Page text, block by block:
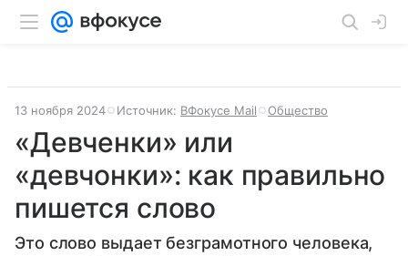
13 ноября 2024 Источник: ВФокусе Mail Общество
«Девченки» или
«девчонки»: как правильно
пишется слово
Это слово выдает безграмотного человека,